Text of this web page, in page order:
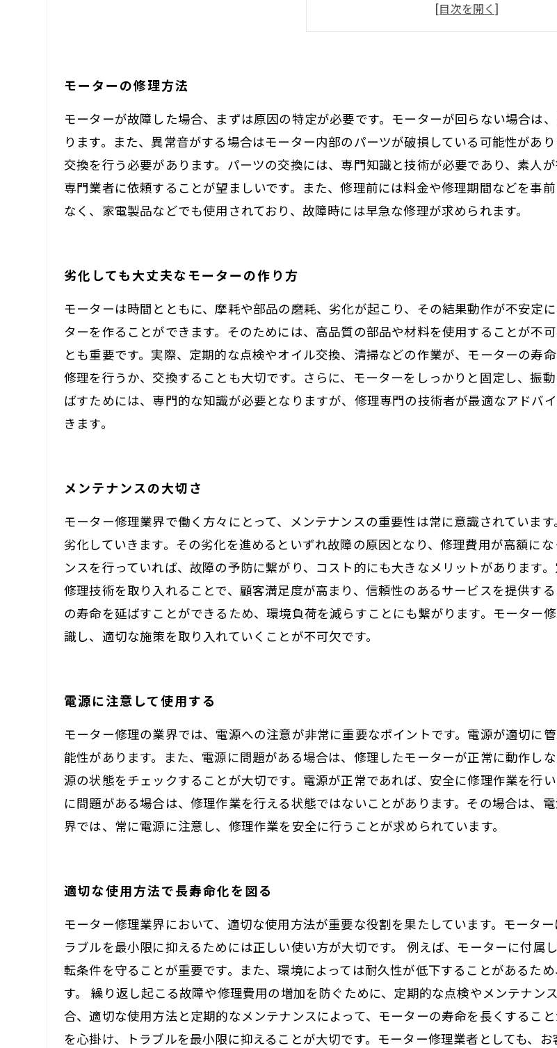
電源に注意して使用する
適切な使用方法で長寿命化を図る
モーターの修理方法
モーターが故障した場合、まずは原因の特定が必要です。モーターが回らない場合は
ります。また、異常音がする場合はモーター内部のパーツが破損している可能性があ
交換を行う必要があります。パーツの交換には、専門知識と技術が必要であり、素人
専門業者に依頼することが望ましいです。また、修理前には料金や修理期間などを事
なく、家電製品などでも使用されており、故障時には早急な修理が求められます。
劣化しても大丈夫なモーターの作り方
モーターは時間とともに、摩耗や部品の磨耗、劣化が起こり、その結果動作が不安定
ターを作ることができます。そのためには、高品質の部品や材料を使用することが不
とも重要です。実際、定期的な点検やオイル交換、清掃などの作業が、モーターの寿
修理を行うか、交換することも大切です。さらに、モーターをしっかりと固定し、振
ばすためには、専門的な知識が必要となりますが、修理専門の技術者が最適なアドバ
きます。
メンテナンスの大切さ
モーター修理業界で働く方々にとって、メンテナンスの重要性は常に意識されていま
劣化していきます。その劣化を進めるといずれ故障の原因となり、修理費用が高額に
ンスを行っていれば、故障の予防に繋がり、コスト的にも大きなメリットがあります
修理技術を取り入れることで、顧客満足度が高まり、信頼性のあるサービスを提供す
の寿命を延ばすことができるため、環境負荷を減らすことにも繋がります。モーター
識し、適切な施策を取り入れていくことが不可欠です。
電源に注意して使用する
モーター修理の業界では、電源への注意が非常に重要なポイントです。電源が適切に
能性があります。また、電源に問題がある場合は、修理したモーターが正常に動作し
源の状態をチェックすることが大切です。電源が正常であれば、安全に修理作業を行
に問題がある場合は、修理作業を行える状態ではないことがあります。その場合は、
界では、常に電源に注意し、修理作業を安全に行うことが求められています。
適切な使用方法で長寿命化を図る
モーター修理業界において、適切な使用方法が重要な役割を果たしています。モータ
ラブルを最小限に抑えるためには正しい使い方が大切です。 例えば、モーターに付
転条件を守ることが重要です。また、環境によっては耐久性が低下することがあるた
す。 繰り返し起こる故障や修理費用の増加を防ぐために、定期的な点検やメンテナン
合、適切な使用方法と定期的なメンテナンスによって、モーターの寿命を長くするこ
を心掛け、トラブルを最小限に抑えることが大切です。モーター修理業者としても、